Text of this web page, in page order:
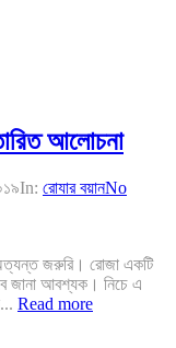
আলোচনা
In: রোযার বয়ানNo
জরুরি। রোজা একটি
জানা আবশ্যক। নিচে এ
Read more